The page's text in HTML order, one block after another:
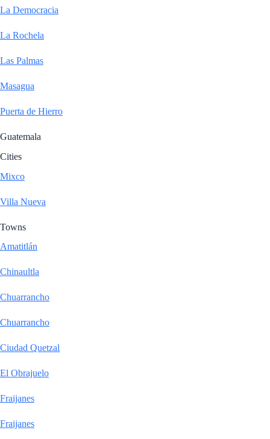
La Democracia
La Rochela
Las Palmas
Masagua
Puerta de Hierro
Guatemala
Cities
Mixco
Villa Nueva
Towns
Amatitlán
Chinaultla
Chuarrancho
Chuarrancho
Ciudad Quetzal
El Obrajuelo
Fraijanes
Fraijanes